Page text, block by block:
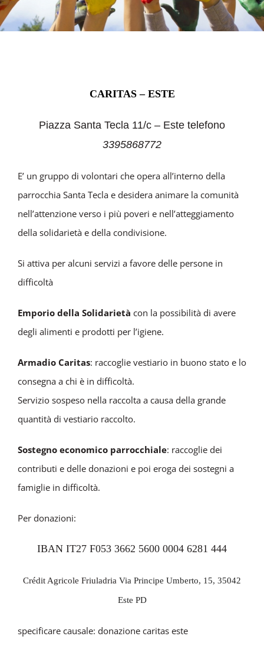
CARITAS – ESTE
Piazza Santa Tecla 11/c – Este telefono
3395868772
E’ un gruppo di volontari che opera all’interno della
parrocchia Santa Tecla e desidera animare la comunità
nell’attenzione verso i più poveri e nell’atteggiamento
della solidarietà e della condivisione.
Si attiva per alcuni servizi a favore delle persone in
difficoltà
Emporio della Solidarietà con la possibilità di avere
degli alimenti e prodotti per l’igiene.
Armadio Caritas: raccoglie vestiario in buono stato e lo
consegna a chi è in difficoltà.
Servizio sospeso nella raccolta a causa della grande
quantità di vestiario raccolto.
Sostegno economico parrocchiale: raccoglie dei
contributi e delle donazioni e poi eroga dei sostegni a
famiglie in difficoltà.
Per donazioni:
IBAN IT27 F053 3662 5600 0004 6281 444
Crédit Agricole Friuladria Via Principe Umberto, 15, 35042
Este PD
specificare causale: donazione caritas este